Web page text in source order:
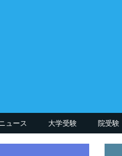
ュース 大学受験 院受験
講師 英大学院卒講師